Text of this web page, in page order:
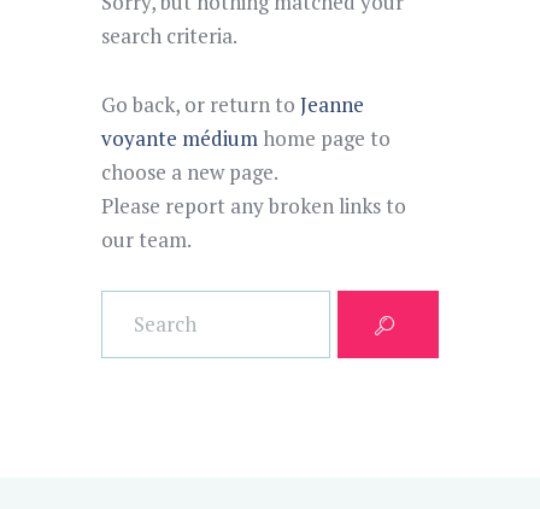
search criteria.
Go back, or return to Jeanne
voyante médium home page to
choose a new page.
Please report any broken links to
our team.